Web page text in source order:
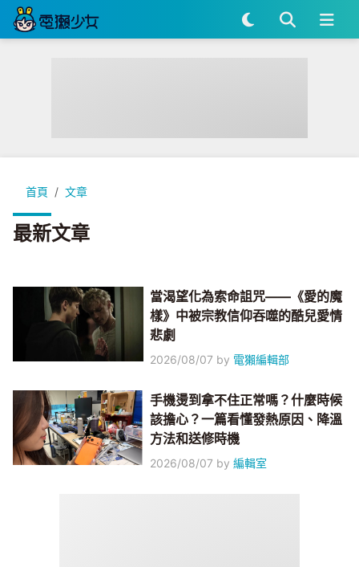
首頁 文章
最新文章
當渴望化為索命詛咒——《愛的魔
樣》中被宗教信仰吞噬的酷兒愛情
悲劇
2026/08/07 by 電獺編輯部
手機燙到拿不住正常嗎？什麼時候
該擔心？一篇看懂發熱原因、降溫
方法和送修時機
2026/08/07 by編輯室